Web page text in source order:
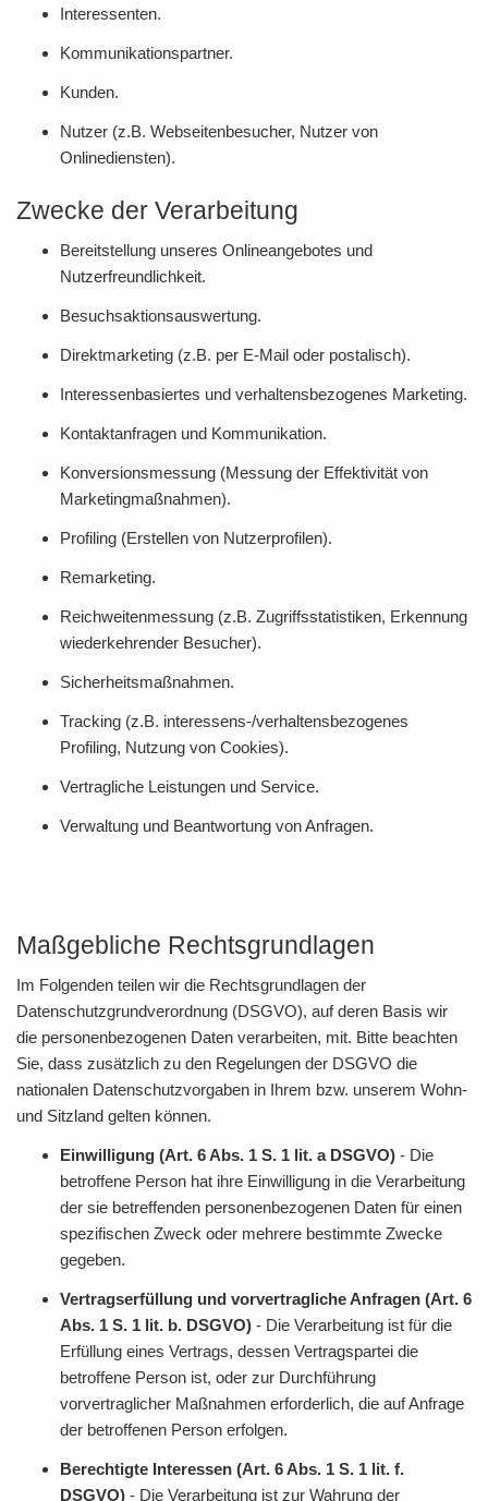
Interessenten.
Kommunikationspartner.
Kunden.
Nutzer (z.B. Webseitenbesucher, Nutzer von
Onlinediensten).
Zwecke der Verarbeitung
Bereitstellung unseres Onlineangebotes und
Nutzerfreundlichkeit.
Besuchsaktionsauswertung.
Direktmarketing (z.B. per E-Mail oder postalisch).
Interessenbasiertes und verhaltensbezogenes Marketing.
Kontaktanfragen und Kommunikation.
Konversionsmessung (Messung der Effektivität von
Marketingmaßnahmen).
Profiling (Erstellen von Nutzerprofilen).
Remarketing.
Reichweitenmessung (z.B. Zugriffsstatistiken, Erkennung
wiederkehrender Besucher).
Sicherheitsmaßnahmen.
Tracking (z.B. interessens-/verhaltensbezogenes
Profiling, Nutzung von Cookies).
Vertragliche Leistungen und Service.
Verwaltung und Beantwortung von Anfragen.
Maßgebliche Rechtsgrundlagen
Im Folgenden teilen wir die Rechtsgrundlagen der
Datenschutzgrundverordnung (DSGVO), auf deren Basis wir
die personenbezogenen Daten verarbeiten, mit. Bitte beachten
Sie, dass zusätzlich zu den Regelungen der DSGVO die
nationalen Datenschutzvorgaben in Ihrem bzw. unserem Wohn-
und Sitzland gelten können.
Einwilligung (Art. 6 Abs. 1 S. 1 lit. a DSGVO) - Die
betroffene Person hat ihre Einwilligung in die Verarbeitung
der sie betreffenden personenbezogenen Daten für einen
spezifischen Zweck oder mehrere bestimmte Zwecke
gegeben.
Vertragserfüllung und vorvertragliche Anfragen (Art. 6
Abs. 1 S. 1 lit. b. DSGVO) - Die Verarbeitung ist für die
Erfüllung eines Vertrags, dessen Vertragspartei die
betroffene Person ist, oder zur Durchführung
vorvertraglicher Maßnahmen erforderlich, die auf Anfrage
der betroffenen Person erfolgen.
Berechtigte Interessen (Art. 6 Abs. 1 S. 1 lit. f.
DSGVO) - Die Verarbeitung ist zur Wahrung der